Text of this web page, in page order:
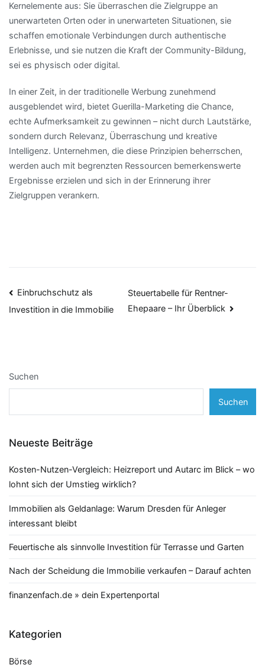
Kernelemente aus: Sie überraschen die Zielgruppe an
unerwarteten Orten oder in unerwarteten Situationen, sie
schaffen emotionale Verbindungen durch authentische
Erlebnisse, und sie nutzen die Kraft der Community-Bildung,
sei es physisch oder digital.
In einer Zeit, in der traditionelle Werbung zunehmend
ausgeblendet wird, bietet Guerilla-Marketing die Chance,
echte Aufmerksamkeit zu gewinnen – nicht durch Lautstärke,
sondern durch Relevanz, Überraschung und kreative
Intelligenz. Unternehmen, die diese Prinzipien beherrschen,
werden auch mit begrenzten Ressourcen bemerkenswerte
Ergebnisse erzielen und sich in der Erinnerung ihrer
Zielgruppen verankern.
Beitragsnavigation
Einbruchschutz als
Investition in die Immobilie
Steuertabelle für Rentner-
Ehepaare – Ihr Überblick
Suchen
Suchen
Neueste Beiträge
Kosten-Nutzen-Vergleich: Heizreport und Autarc im Blick – wo
lohnt sich der Umstieg wirklich?
Immobilien als Geldanlage: Warum Dresden für Anleger
interessant bleibt
Feuertische als sinnvolle Investition für Terrasse und Garten
Nach der Scheidung die Immobilie verkaufen – Darauf achten
finanzenfach.de » dein Expertenportal
Kategorien
Börse